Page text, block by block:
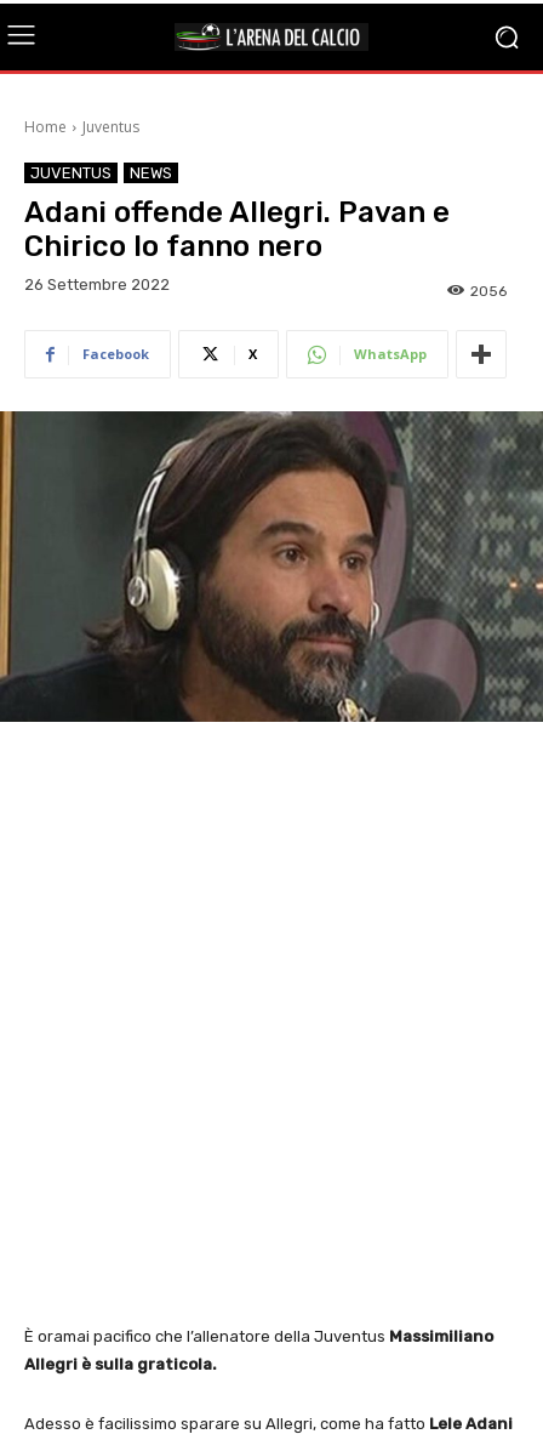
Home Juventus
JUVENTUS NEWS
Adani offende Allegri. Pavan e
Chirico lo fanno nero
26 Settembre 2022 2056
Facebook X WhatsApp
È oramai pacifico che l’allenatore della Juventus Massimiliano
Allegri è sulla graticola.
Adesso è facilissimo sparare su Allegri, come ha fatto Lele Adani